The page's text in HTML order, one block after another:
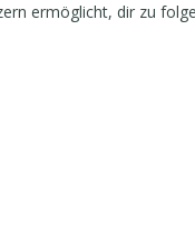
ermöglicht, dir zu